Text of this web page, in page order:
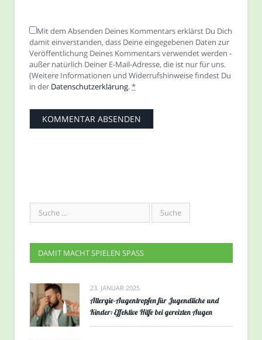
Mit dem Absenden Deines Kommentars erklärst Du Dich
damit einverstanden, dass Deine eingegebenen Daten zur
Veröffentlichung Deines Kommentars verwendet werden -
außer natürlich Deiner E-Mail-Adresse, die ist nur für uns.
(Weitere Informationen und Widerrufshinweise findest Du
in der Datenschutzerklärung.*
DAMIT MACHT SPIELEN SPASS
23. JANUAR 2025
Allergie-Augentropfen für Jugendliche und
Kinder: Effektive Hilfe bei gereizten Augen